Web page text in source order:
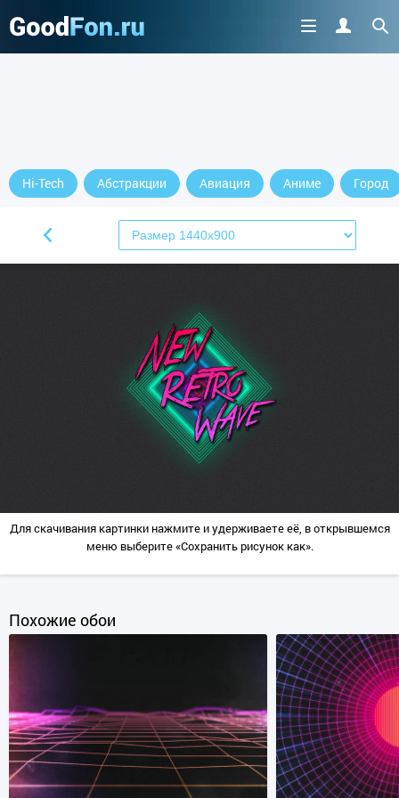
Hi-Tech Абстракции Авиация Аниме Город
Для скачивания картинки нажмите и удерживаете её, в открывшемся
меню выберите «Сохранить рисунок как».
Похожие обои